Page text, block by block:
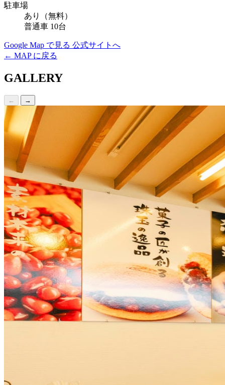
駐車場
あり（無料）
普通車 10台
Google Map で見る 公式サイトへ
← MAP に戻る
GALLERY
← →